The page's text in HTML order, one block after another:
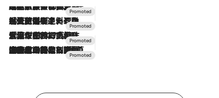
2026.7.31
【ホテル帰省】という選択肢をOMOが提案。家族とほどよい距離を保つには「昼は実家、夜は気兼ねなくホテルで！」
2026.7.24
【夏限定ディナーコース】旬を迎える稚鮎や花ズッキーニなどをイタリア・トスカーナの郷土料理の手法で満喫！
2026.7.17
「土佐和ハーブかき氷」がOMO7高知に登場！生姜、山椒、大葉など目にも舌にも涼を呼ぶ郷土の味
2026.7.10
NEW OPEN！【界 草津】名湯の地に誕生。趣の異なる2種の温泉と上州ならではの会席・蕎麦割烹など美食を味わう究極の癒やし旅